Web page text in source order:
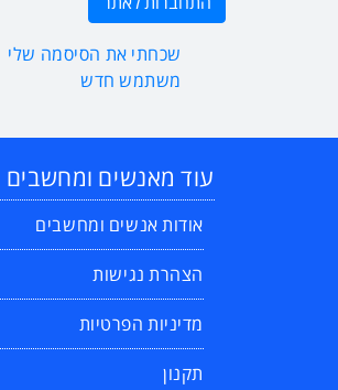
שכחתי את הסיסמה שלי
משתמש חדש
עוד מאנשים ומחשבים
אודות אנשים ומחשבים
הצהרת נגישות
מדיניות הפרטיות
תקנון